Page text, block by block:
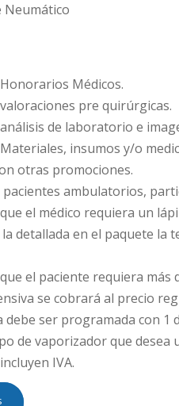
Médicos.
pre quirúrgicas.
de laboratorio e
insumos y/o
otras promociones.
ambulatorios,
que el médico requiera un
detallada en el paquete la
el paciente requiera
se cobrará al precio
debe ser programada con 1
de vaporizador que desea
IVA.